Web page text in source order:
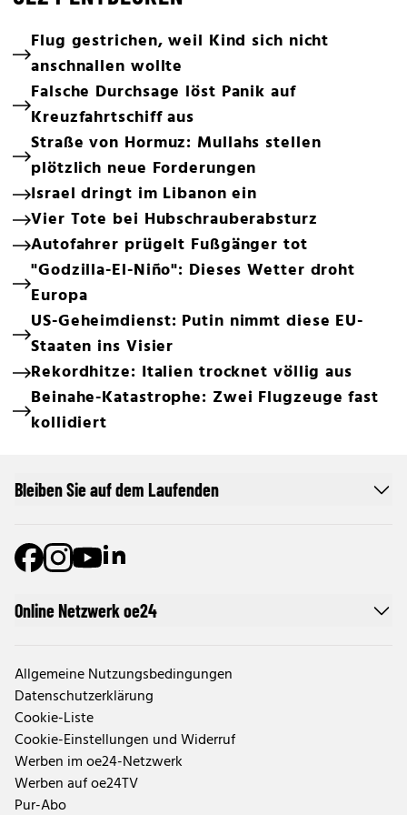
Flug gestrichen, weil Kind sich nicht
anschnallen wollte
Falsche Durchsage löst Panik auf
Kreuzfahrtschiff aus
Straße von Hormuz: Mullahs stellen
plötzlich neue Forderungen
Israel dringt im Libanon ein
Vier Tote bei Hubschrauberabsturz
Autofahrer prügelt Fußgänger tot
"Godzilla-El-Niño": Dieses Wetter droht
Europa
US-Geheimdienst: Putin nimmt diese EU-
Staaten ins Visier
Rekordhitze: Italien trocknet völlig aus
Beinahe-Katastrophe: Zwei Flugzeuge fast
kollidiert
Online Netzwerk oe24
Allgemeine Nutzungsbedingungen
Datenschutzerklärung
Cookie-Liste
Cookie-Einstellungen und Widerruf
Werben im oe24-Netzwerk
Werben auf oe24TV
Pur-Abo
Bleiben Sie auf dem Laufenden